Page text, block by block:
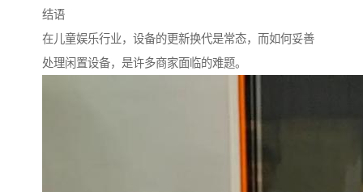
结语
在儿童娱乐行业，设备的更新换代是常态，而如何妥善
处理闲置设备，是许多商家面临的难题。